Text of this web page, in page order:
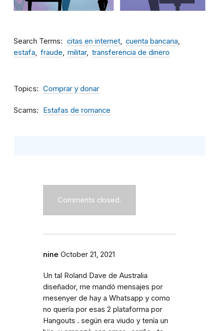
Search Terms citas en internet
cuenta bancaria
estafa
fraude militar transferencia de dinero
Topics Comprar y donar
Scams Estafas de romance
Comments closed.
nine October 21, 2021
Un tal Roland Dave de Australia
diseñador, me mandó mensajes por
mesenyer de hay a Whatsapp y como
no quería por esas 2 plataforma por
Hangouts . según era viudo y tenía un